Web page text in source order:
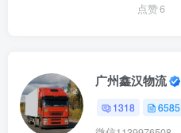
点赞6
广州鑫汉物流
1318 6585